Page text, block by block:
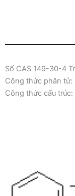
Số CAS 149-30-4
Công thức phân tử:
Công thức cấu trúc: